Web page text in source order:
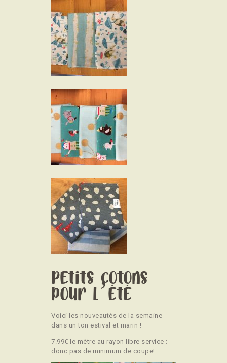
Petits cotons
pour l’été
Voici les nouveautés de la semaine
dans un ton estival et marin !
7.99€ le mètre au rayon libre service :
donc pas de minimum de coupe!